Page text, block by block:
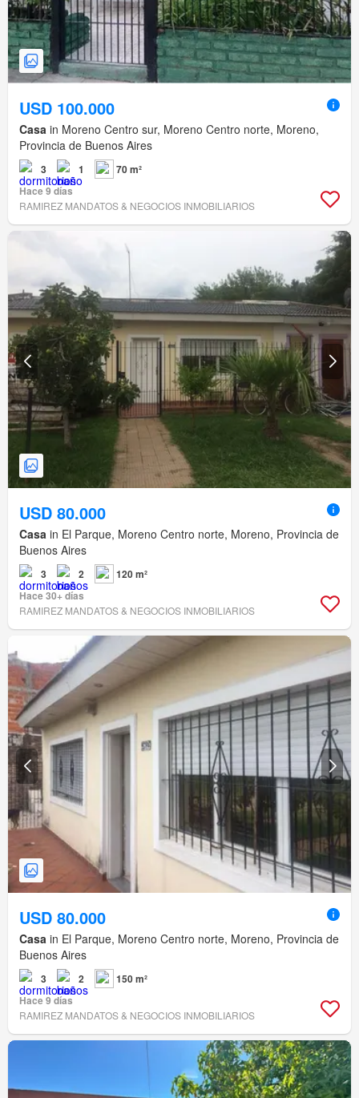
USD 100.000
Casa in Moreno Centro sur, Moreno Centro norte, Moreno,
Provincia de Buenos Aires
3 1
70 m²
Hace 9 días
RAMIREZ MANDATOS & NEGOCIOS INMOBILIARIOS
USD 80.000
Casa in El Parque, Moreno Centro norte, Moreno, Provincia de
Buenos Aires
3 2
120 m²
Hace 30+ días
RAMIREZ MANDATOS & NEGOCIOS INMOBILIARIOS
USD 80.000
Casa in El Parque, Moreno Centro norte, Moreno, Provincia de
Buenos Aires
3 2
150 m²
Hace 9 días
RAMIREZ MANDATOS & NEGOCIOS INMOBILIARIOS